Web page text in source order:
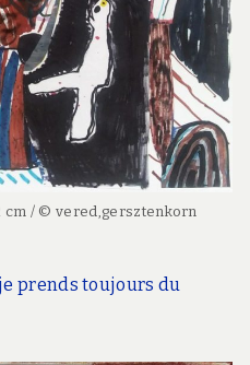
cm / © vered,gersztenkorn
prends toujours du